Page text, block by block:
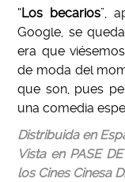
“Los becarios”,
Google, se
era que
de moda del
que son, pues
una comedia
Distribuida en
Vista en PASE
los Cines Cinesa